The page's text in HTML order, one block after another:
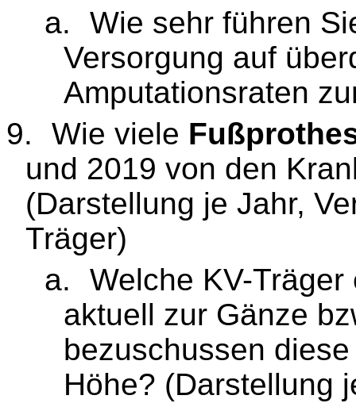
a.
Wie sehr führen
Versorgung auf
Amputationsraten
9.
Wie viele
und 2019 von den
(Darstellung je Jahr,
Träger)
a.
Welche KV-
aktuell zur Gänze
bezuschussen
Höhe? (Darstellung